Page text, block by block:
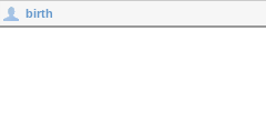
birth